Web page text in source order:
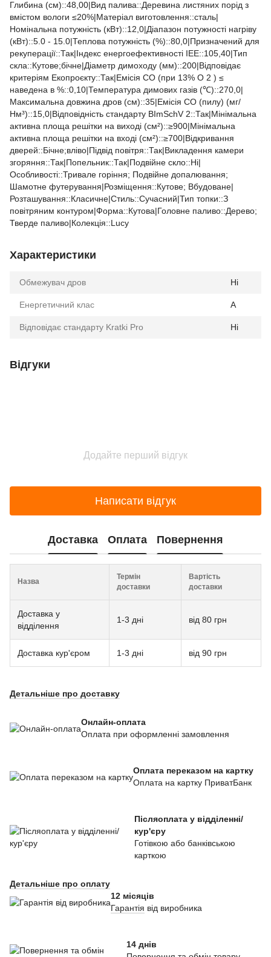
Глибина (см)::48,00|Вид палива::Деревина листяних порід з
вмістом вологи ≤20%|Матеріал виготовлення::сталь|
Номінальна потужність (кВт)::12,0|Діапазон потужності нагріву
(кВт)::5.0 - 15.0|Теплова потужність (%)::80,0|Призначений для
рекуперації::Так|Індекс енергоефективності ІЕЕ::105,40|Тип
скла::Кутове;бічне|Діаметр димоходу (мм)::200|Відповідає
критеріям Екопроєкту::Так|Емісія CO (при 13% O 2 ) ≤
наведена в %::0,10|Температура димових газів (℃)::270,0|
Максимальна довжина дров (см)::35|Емісія CO (пилу) (мг/
Нм³)::15,0|Відповідність стандарту BImSchV 2::Так|Мінімальна
активна площа решітки на виході (см²)::≥900|Мінімальна
активна площа решітки на вході (см²)::≥700|Відкривання
дверей::Бічне;вліво|Підвід повітря::Так|Викладення камери
згоряння::Так|Попельник::Так|Подвійне скло::Ні|
Особливості::Тривале горіння; Подвійне допалювання;
Шамотне футерування|Розміщення::Кутове; Вбудоване|
Розташування::Класичне|Стиль::Cучасний|Тип топки::З
повітряним контуром|Форма::Кутова|Головне паливо::Дерево;
Тверде паливо|Колекція::Lucy
Характеристики
Обмежувач дров Ні
Енергетичний клас A
Відповідає стандарту Kratki Pro Ні
Відгуки
Додайте перший відгук
Написати відгук
Доставка Оплата Повернення
Назва
Термін
доставки
Вартість
доставки
Доставка у
відділення
1-3 дні від 80 грн
Доставка кур'єром 1-3 дні від 90 грн
Детальніше про доставку
Онлайн-оплата
Оплата при оформленні замовлення
Оплата переказом на картку
Оплата на картку ПриватБанк
Післяоплата у відділенні/
кур'єру
Готівкою або банківською
карткою
Детальніше про оплату
12 місяців
Гарантія від виробника
14 днів